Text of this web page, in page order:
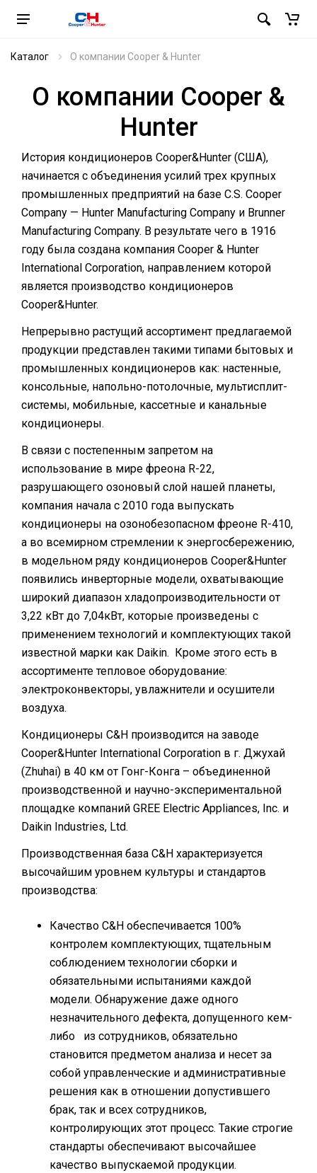
Каталог О компании Cooper & Hunter
О компании Cooper &
Hunter
История кондиционеров Сooper&Hunter (США),
начинается с объединения усилий трех крупных
промышленных предприятий на базе C.S. Cooper
Company — Hunter Manufacturing Company и Brunner
Manufacturing Company. В результате чего в 1916
году была создана компания Cooper & Hunter
International Corporation, направлением которой
является производство кондиционеров
Сooper&Hunter.
Непрерывно растущий ассортимент предлагаемой
продукции представлен такими типами бытовых и
промышленных кондиционеров как: настенные,
консольные, напольно-потолочные, мультисплит-
системы, мобильные, кассетные и канальные
кондиционеры.
В связи с постепенным запретом на
использование в мире фреона R-22,
разрушающего озоновый слой нашей планеты,
компания начала с 2010 года выпускать
кондиционеры на озонобезопасном фреоне R-410,
а во всемирном стремлении к энергосбережению,
в модельном ряду кондиционеров Cooper&Hunter
появились инверторные модели, охватывающие
широкий диапазон хладопроизводительности от
3,22 кВт до 7,04кВт, которые произведены с
применением технологий и комплектующих такой
известной марки как Daikin. Кроме этого есть в
ассортименте тепловое оборудование:
электроконвекторы, увлажнители и осушители
воздуха.
Кондиционеры C&H производится на заводе
Сooper&Hunter International Corporation в г. Джухай
(Zhuhai) в 40 км от Гонг-Конга – объединенной
производственной и научно-экспериментальной
площадке компаний GREE Electric Appliances, Inc. и
Daikin Industries, Ltd.
Производственная база C&H характеризуется
высочайшим уровнем культуры и стандартов
производства:
Качество С&H обеспечивается 100%
контролем комплектующих, тщательным
соблюдением технологии сборки и
обязательными испытаниями каждой
модели. Обнаружение даже одного
незначительного дефекта, допущенного кем-
либо из сотрудников, обязательно
становится предметом анализа и несет за
собой управленческие и административные
решения как в отношении допустившего
брак, так и всех сотрудников,
контролирующих этот процесс. Такие строгие
стандарты обеспечивают высочайшее
качество выпускаемой продукции.